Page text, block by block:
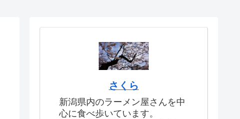
さくら
新潟県内のラーメン屋さんを中
心に食べ歩いています。